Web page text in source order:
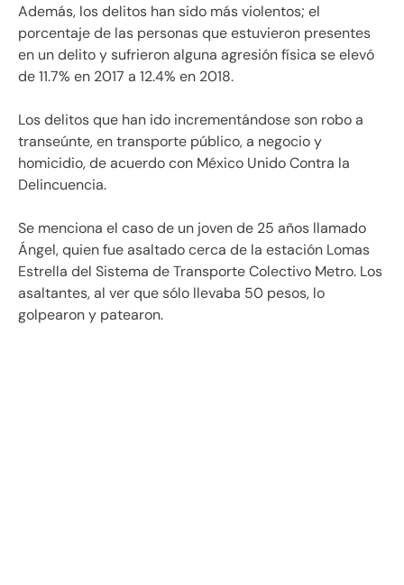
Además, los delitos han sido más violentos; el
porcentaje de las personas que estuvieron presentes
en un delito y sufrieron alguna agresión física se elevó
de 11.7% en 2017 a 12.4% en 2018.
Los delitos que han ido incrementándose son robo a
transeúnte, en transporte público, a negocio y
homicidio, de acuerdo con México Unido Contra la
Delincuencia.
Se menciona el caso de un joven de 25 años llamado
Ángel, quien fue asaltado cerca de la estación Lomas
Estrella del Sistema de Transporte Colectivo Metro. Los
asaltantes, al ver que sólo llevaba 50 pesos, lo
golpearon y patearon.